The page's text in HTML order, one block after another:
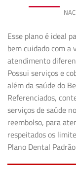
Esse plano é ideal
bem cuidado com a
atendimento
Possui serviços e
além da saúde do
Referenciados,
serviços de saúde
reembolso, para
respeitados os
Plano Dental